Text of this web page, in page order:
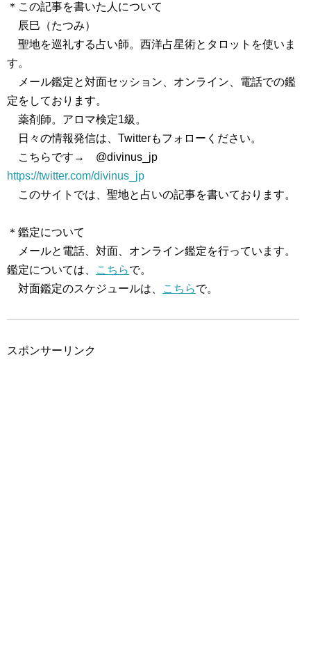
＊この記事を書いた人について
辰巳（たつみ）
聖地を巡礼する占い師。西洋占星術とタロットを使いま
す。
メール鑑定と対面セッション、オンライン、電話での鑑
定をしております。
薬剤師。アロマ検定1級。
日々の情報発信は、Twitterもフォローください。
こちらです→ @divinus_jp
https://twitter.com/divinus_jp
このサイトでは、聖地と占いの記事を書いております。
＊鑑定について
メールと電話、対面、オンライン鑑定を行っています。
鑑定については、
こちらで。
対面鑑定のスケジュールは、
こちらで。
スポンサーリンク